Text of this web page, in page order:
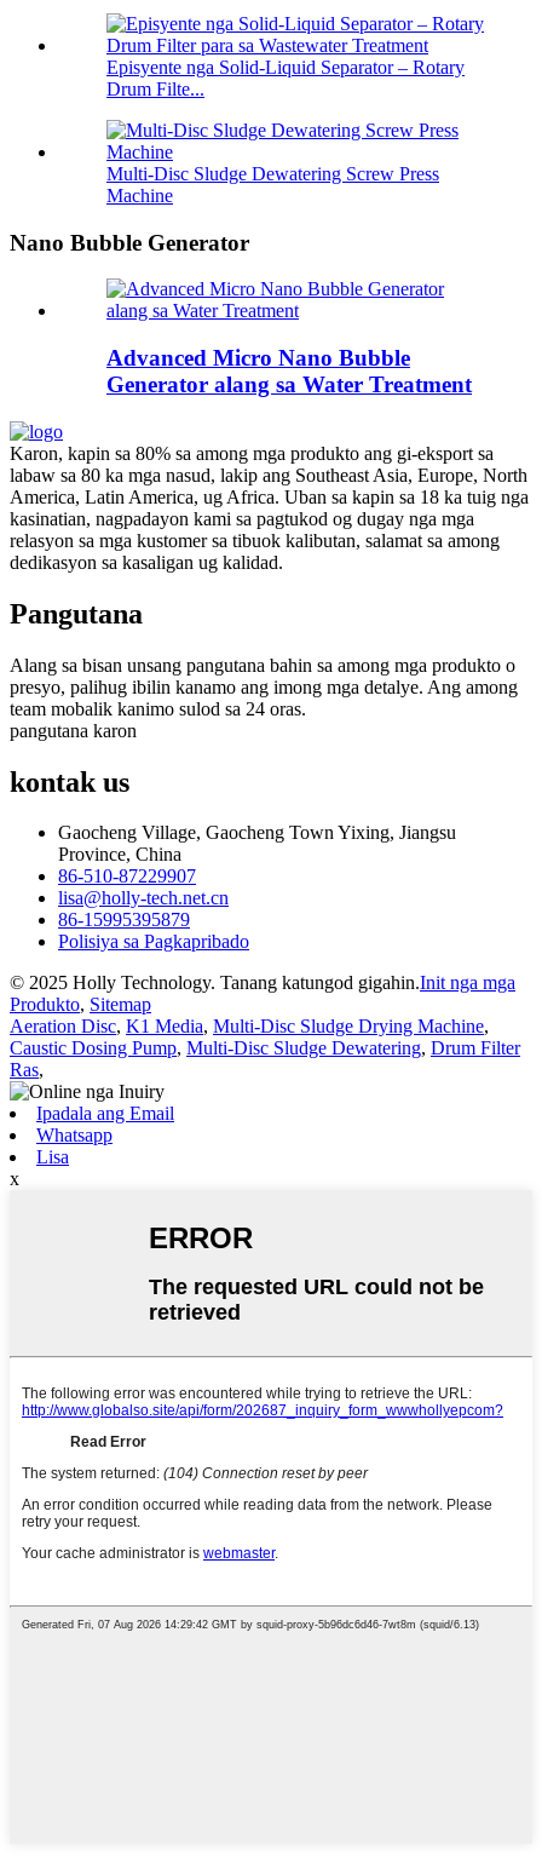
Episyente nga Solid-Liquid Separator – Rotary
Drum Filte...
Multi-Disc Sludge Dewatering Screw Press
Machine
Nano Bubble Generator
Advanced Micro Nano Bubble
Generator alang sa Water Treatment
Karon, kapin sa 80% sa among mga produkto ang gi-eksport sa
labaw sa 80 ka mga nasud, lakip ang Southeast Asia, Europe, North
America, Latin America, ug Africa. Uban sa kapin sa 18 ka tuig nga
kasinatian, nagpadayon kami sa pagtukod og dugay nga mga
relasyon sa mga kustomer sa tibuok kalibutan, salamat sa among
dedikasyon sa kasaligan ug kalidad.
Pangutana
Alang sa bisan unsang pangutana bahin sa among mga produkto o
presyo, palihug ibilin kanamo ang imong mga detalye. Ang among
team mobalik kanimo sulod sa 24 oras.
pangutana karon
kontak us
Gaocheng Village, Gaocheng Town Yixing, Jiangsu
Province, China
86-510-87229907
lisa@holly-tech.net.cn
86-15995395879
Polisiya sa Pagkapribado
© 2025 Holly Technology. Tanang katungod gigahin.Init nga mga
Produkto, Sitemap
Aeration Disc, K1 Media, Multi-Disc Sludge Drying Machine,
Caustic Dosing Pump, Multi-Disc Sludge Dewatering, Drum Filter
Ras,
Ipadala ang Email
Whatsapp
Lisa
x